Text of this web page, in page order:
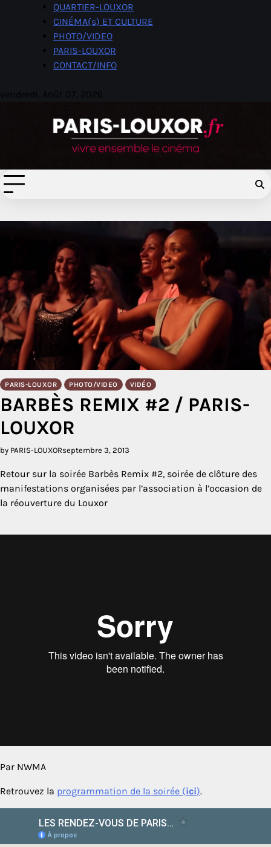
QUARTIER-LOUXOR
CINÉMA(s) ET CULTURE
PHOTO/VIDEO
PARIS-LOUXOR
CONTACT/INFO
vendredi, Août 07, 2026
PARIS-LOUXOR PHOTO/VIDEO VIDÉO
BARBÈS REMIX #2 / PARIS-
LOUXOR
by PARIS-LOUXORseptembre 3, 2013
Retour sur la soirée Barbès Remix #2, soirée de clôture des
manifestations organisées par l’association à l’occasion de
la réouverture du Louxor
Par NWMA
Retrouvez la programmation de la soirée (ici).